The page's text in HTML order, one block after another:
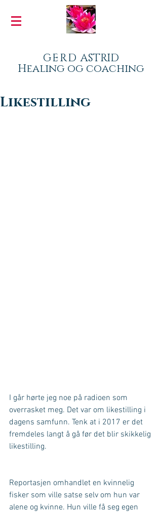
GERD ASTRID
Healing og coaching
Likestilling
I går hørte jeg noe på radioen som
overrasket meg. Det var om likestilling i
dagens samfunn. Tenk at i 2017 er det
fremdeles langt å gå før det blir skikkelig
likestilling.
Reportasjen omhandlet en kvinnelig
fisker som ville satse selv om hun var
alene og kvinne. Hun ville få seg egen